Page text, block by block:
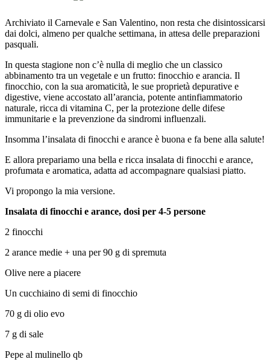
Archiviato il Carnevale e San Valentino, non resta che disintossicarsi
dai dolci, almeno per qualche settimana, in attesa delle preparazioni
pasquali.
In questa stagione non c’è nulla di meglio che un classico
abbinamento tra un vegetale e un frutto: finocchio e arancia. Il
finocchio, con la sua aromaticità, le sue proprietà depurative e
digestive, viene accostato all’arancia, potente antinfiammatorio
naturale, ricca di vitamina C, per la protezione delle difese
immunitarie e la prevenzione da sindromi influenzali.
Insomma l’insalata di finocchi e arance è buona e fa bene alla salute!
E allora prepariamo una bella e ricca insalata di finocchi e arance,
profumata e aromatica, adatta ad accompagnare qualsiasi piatto.
Vi propongo la mia versione.
Insalata di finocchi e arance, dosi per 4-5 persone
2 finocchi
2 arance medie + una per 90 g di spremuta
Olive nere a piacere
Un cucchiaino di semi di finocchio
70 g di olio evo
7 g di sale
Pepe al mulinello qb